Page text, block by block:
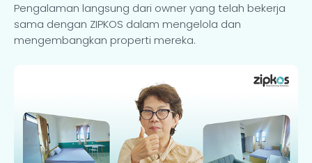
Pengalaman langsung dari owner yang telah bekerja
sama dengan ZIPKOS dalam mengelola dan
mengembangkan properti mereka.